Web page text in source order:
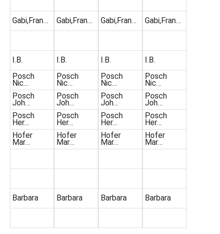
Gabi,Fran…
I.B.
Posch
Nic…
Posch
Joh…
Posch
Her…
Hofer
Mar…
Barbara
Gabi,Fran…
I.B.
Posch
Nic…
Posch
Joh…
Posch
Her…
Hofer
Mar…
Barbara
Gabi,Fran…
I.B.
Posch
Nic…
Posch
Joh…
Posch
Her…
Hofer
Mar…
Barbara
Gabi,Fran…
I.B.
Posch
Nic…
Posch
Joh…
Posch
Her…
Hofer
Mar…
Barbara